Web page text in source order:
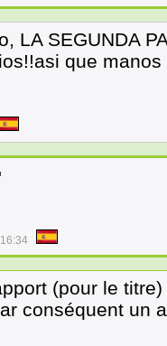
LA SEGUNDA
que
(pour le
conséquent un